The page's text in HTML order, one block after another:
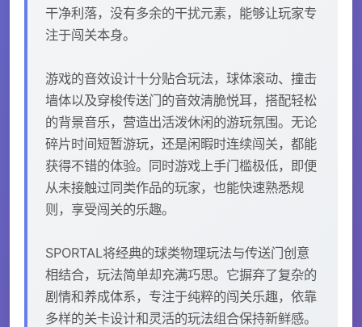
干净利落，没有多余的干扰元素，能够让玩家专
注于闯关本身。
游戏的音效设计十分贴合玩法，球体滚动、撞击
墙体以及穿梭传送门的音效清脆悦耳，搭配轻松
的背景音乐，营造出活泼休闲的游玩氛围。无论
碎片时间短暂游玩，还是闲暇时连续闯关，都能
获得不错的体验。同时游戏上手门槛极低，即便
从未接触过同类作品的玩家，也能快速熟悉规
则，享受闯关的乐趣。
SPORTAL将经典的球类物理玩法与传送门创意
相结合，玩法简单却充满巧思。它摒弃了复杂的
剧情和养成体系，专注于纯粹的闯关乐趣，依靠
多样的关卡设计和灵活的玩法组合保持新鲜感。